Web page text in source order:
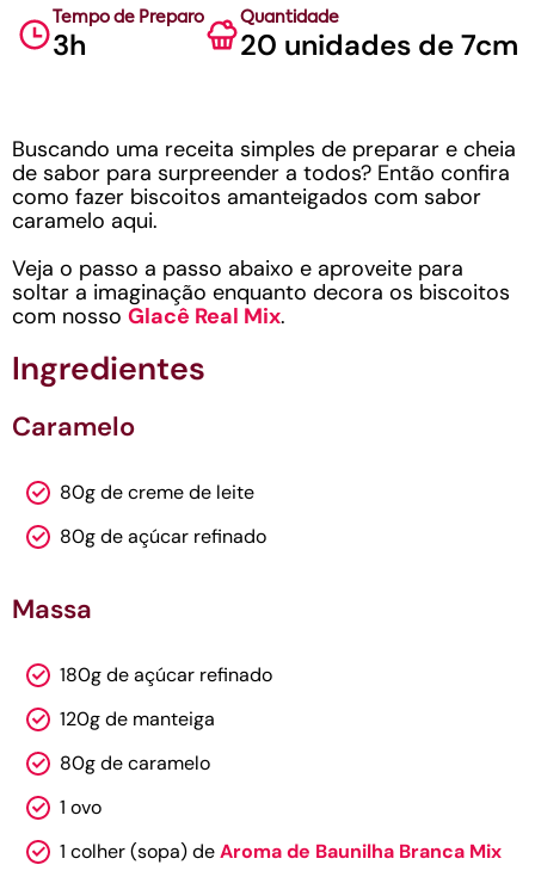
Tempo de Preparo
3h
Quantidade
20 unidades de 7cm
Buscando uma receita simples de preparar e cheia
de sabor para surpreender a todos? Então confira
como fazer biscoitos amanteigados com sabor
caramelo aqui.
Veja o passo a passo abaixo e aproveite para
soltar a imaginação enquanto decora os biscoitos
com nosso Glacê Real Mix.
Ingredientes
Caramelo
80g de creme de leite
80g de açúcar refinado
Massa
180g de açúcar refinado
120g de manteiga
80g de caramelo
1 ovo
1 colher (sopa) deAroma de Baunilha Branca Mix